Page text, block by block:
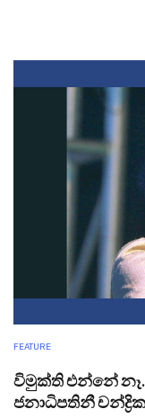
FEATURE
විමුක්ති එන්නේ නෑ.
ජනාධිපතිනී